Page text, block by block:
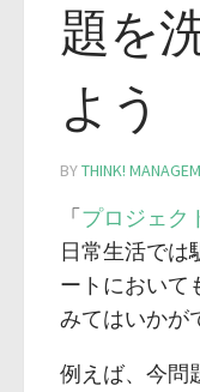
題を
よう
BYTHINK!
「プロジェク
日常生活では
ートにおいて
みてはいかが
例えば、今問